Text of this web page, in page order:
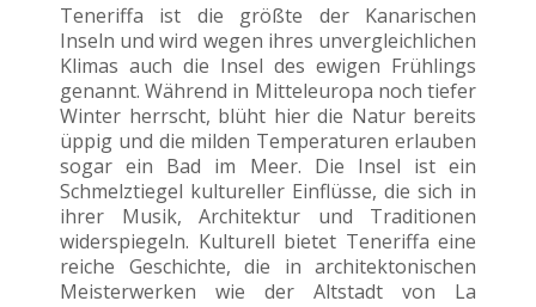
Teneriffa ist die größte der Kanarischen
Inseln und wird wegen ihres unvergleichlichen
Klimas auch die Insel des ewigen Frühlings
genannt. Während in Mitteleuropa noch tiefer
Winter herrscht, blüht hier die Natur bereits
üppig und die milden Temperaturen erlauben
sogar ein Bad im Meer. Die Insel ist ein
Schmelztiegel kultureller Einflüsse, die sich in
ihrer Musik, Architektur und Traditionen
widerspiegeln. Kulturell bietet Teneriffa eine
reiche Geschichte, die in architektonischen
Meisterwerken wie der Altstadt von La